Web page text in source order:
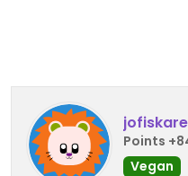
jofiskare
Points
Vegan